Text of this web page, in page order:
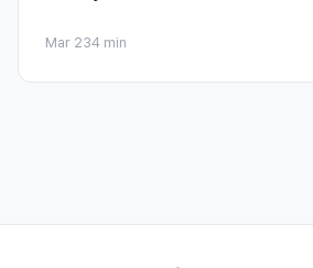
Mar 234 min